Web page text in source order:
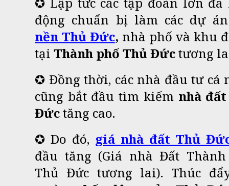
động chuẩn bị làm các dự
nền Thủ Đức, nhà phố và khu
tại Thành phố Thủ Đứctương
✪ Đồng thời, các nhà đầu tư cá
cũng bắt đầu tìm kiếm nhà
Đứctăng cao.
✪ Do đó, giá nhà đất Thủ
đầu tăng (Giá nhà Đất
Thủ Đức tương lai). Thúc